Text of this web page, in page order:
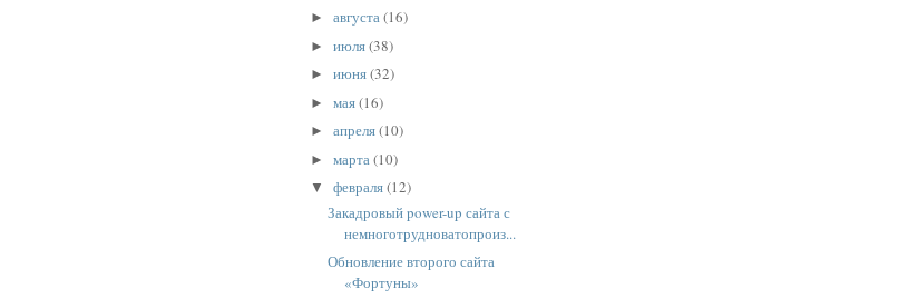
► августа(16)
► июля(38)
► июня(32)
► мая(16)
► апреля(10)
► марта(10)
▼ февраля(12)
Закадровый power-up сайта с
немноготрудноватопроиз...
Обновление второго сайта
«Фортуны»